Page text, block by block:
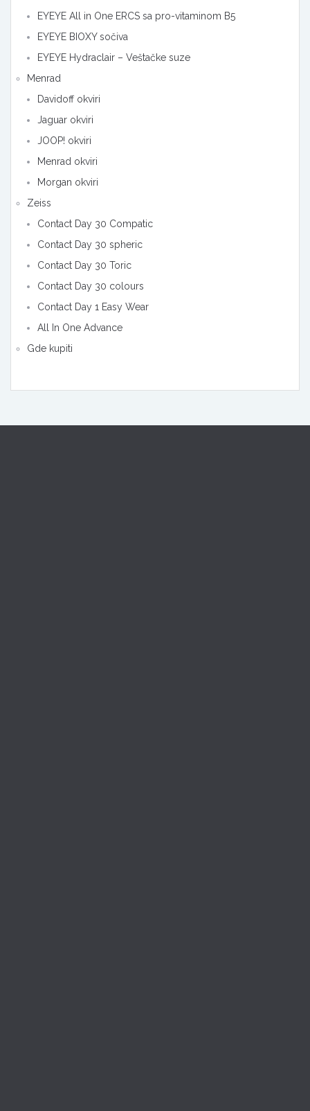
EYEYE All in One ERCS sa pro-vitaminom B5
EYEYE BIOXY sočiva
EYEYE Hydraclair – Veštačke suze
Menrad
Davidoff okviri
Jaguar okviri
JOOP! okviri
Menrad okviri
Morgan okviri
Zeiss
Contact Day 30 Compatic
Contact Day 30 spheric
Contact Day 30 Toric
Contact Day 30 colours
Contact Day 1 Easy Wear
All In One Advance
Gde kupiti